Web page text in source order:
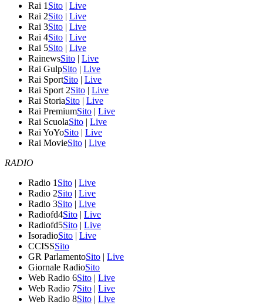
Rai 1 Sito | Live
Rai 2Sito | Live
Rai 3Sito | Live
Rai 4Sito | Live
Rai 5Sito | Live
RainewsSito | Live
Rai GulpSito | Live
Rai SportSito | Live
Rai Sport 2Sito | Live
Rai StoriaSito | Live
Rai PremiumSito | Live
Rai ScuolaSito | Live
Rai YoYoSito | Live
Rai MovieSito | Live
RADIO
Radio 1 Sito | Live
Radio 2Sito | Live
Radio 3Sito | Live
Radiofd4Sito | Live
Radiofd5Sito | Live
IsoradioSito | Live
CCISSSito
GR ParlamentoSito | Live
Giornale RadioSito
Web Radio 6Sito | Live
Web Radio 7Sito | Live
Web Radio 8Sito | Live